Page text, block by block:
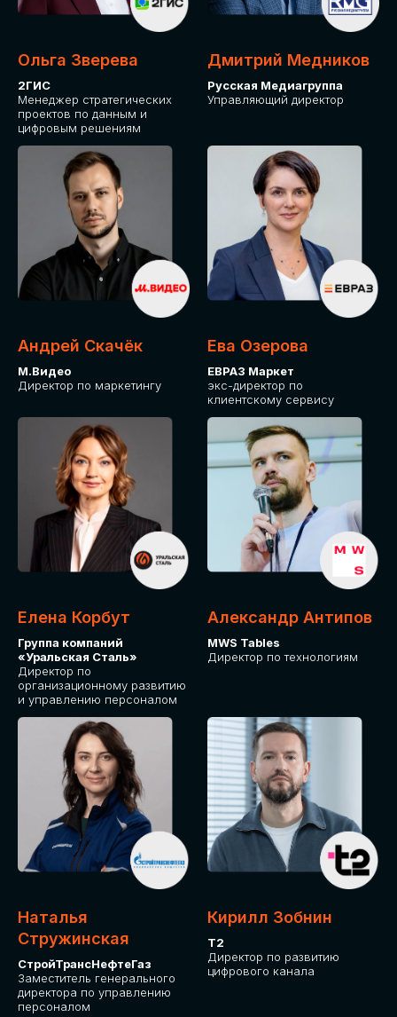
Ольга Зверева
2ГИС
Менеджер стратегических
проектов по данным и
цифровым решениям
Дмитрий Медников
Русская Медиагруппа
Управляющий директор
Андрей Скачёк
М.Видео
Директор по маркетингу
Ева Озерова
ЕВРАЗ Маркет
экс-директор по
клиентскому сервису
Елена Корбут
Группа компаний
«Уральская Сталь»
Директор по
организационному развитию
и управлению персоналом
Александр Антипов
MWS Tables
Директор по технологиям
Наталья
Стружинская
СтройТрансНефтеГаз
Заместитель генерального
директора по управлению
персоналом
Кирилл Зобнин
Т2
Директор по развитию
цифрового канала
Приглашаем стать спикером GLOBAL
TECH FORUM и поделиться своим
опытом и экспертизой. Будем рады
сотрудничеству!
СТАТЬ
СПИКЕРОМ
IT Solutions for Business